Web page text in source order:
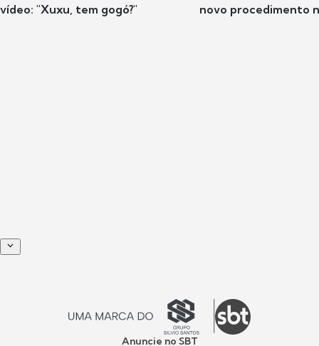
vídeo: "Xuxu, tem gogó?"
novo procedimento
Anuncie no SBT